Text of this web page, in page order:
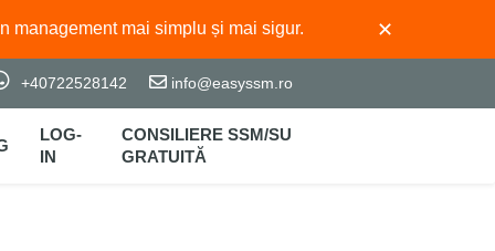
management mai simplu și mai sigur. ✕
+40722528142 info@easyssm.ro
LOG-
IN
CONSILIERE SSM/SU
GRATUITĂ